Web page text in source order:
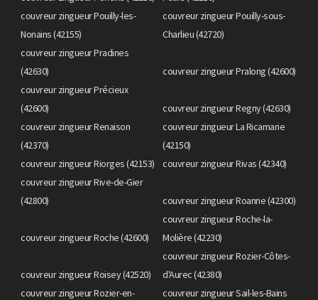
couvreur zingueur Pouilly-les-
Nonains (42155)
couvreur zingueur Pouilly-sous-
Charlieu (42720)
couvreur zingueur Pradines
(42630)
couvreur zingueur Pralong (42600)
couvreur zingueur Précieux
(42600)
couvreur zingueur Regny (42630)
couvreur zingueur Renaison
(42370)
couvreur zingueur La Ricamarie
(42150)
couvreur zingueur Riorges (42153)
couvreur zingueur Rivas (42340)
couvreur zingueur Rive-de-Gier
(42800)
couvreur zingueur Roanne (42300)
couvreur zingueur Roche (42600)
couvreur zingueur Roche-la-
Molière (42230)
couvreur zingueur Roisey (42520)
couvreur zingueur Rozier-Côtes-
d'Aurec (42380)
couvreur zingueur Rozier-en-
couvreur zingueur Sail-les-Bains